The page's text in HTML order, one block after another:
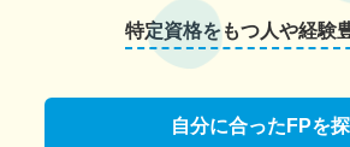
特定資格をもつ人や経験
自分に合ったFPを